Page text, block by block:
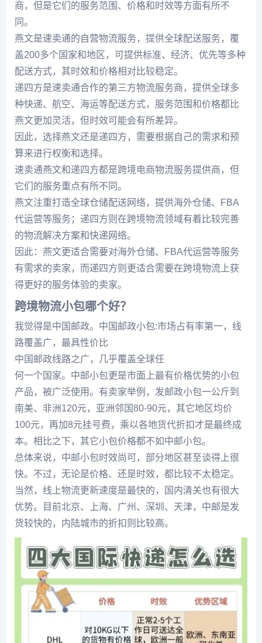
商，但是它们的服务范围、价格和时效等方面有所不
同。
燕文是速卖通的自营物流服务，提供全球配送服务，覆
盖200多个国家和地区，可提供标准、经济、优先等多种
配送方式，其时效和价格相对比较稳定。
递四方是速卖通合作的第三方物流服务商，提供全球多
种快递、航空、海运等配送方式，服务范围和价格都比
燕文更加灵活，但时效可能会有所差异。
因此，选择燕文还是递四方，需要根据自己的需求和预
算来进行权衡和选择。
速卖通燕文和递四方都是跨境电商物流服务提供商，但
它们的服务重点有所不同。
燕文注重打造全球仓储配送网络，提供海外仓储、FBA
代运营等服务；递四方则在跨境物流领域有着比较完善
的物流解决方案和快递网络。
因此：燕文更适合需要对海外仓储、FBA代运营等服务
有需求的卖家，而递四方则更适合需要在跨境物流上获
得更好的服务体验的卖家。
跨境物流小包哪个好？
我觉得是中国邮政。中国邮政小包:市场占有率第一，线
路覆盖广，最具性价比
中国邮政线路之广，几乎覆盖全球任
何一个国家。中邮小包更是市面上最有价格优势的小包
产品，被广泛使用。有卖家举例，发邮政小包一公斤到
南美、非洲120元，亚洲邻国80-90元，其它地区均价
100元，再加8元挂号费，乘以各地货代折扣才是最终成
本。相比之下，其它小包价格都不如中邮小包。
总体来说，中邮小包时效尚可，部分地区甚至谈得上很
快。不过，无论是价格、还是时效，都比较不太稳定。
当然，线上物流更新速度是最快的，国内清关也有很大
优势。目前北京、上海、广州、深圳、天津，中邮是发
货较快的，内陆城市的折扣则比较高。